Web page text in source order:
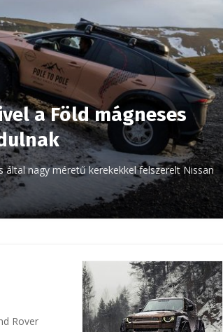
a Föld mágneses
által nagy méretű kerekekkel felszerelt Nissan
Rover